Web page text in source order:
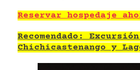
Reservar hospedaje
Recomendado:
Chichicastenango y